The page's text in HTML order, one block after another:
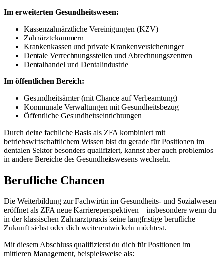
Im erweiterten Gesundheitswesen:
Kassenzahnärztliche Vereinigungen (KZV)
Zahnärztekammern
Krankenkassen und private Krankenversicherungen
Dentale Verrechnungsstellen und Abrechnungszentren
Dentalhandel und Dentalindustrie
Im öffentlichen Bereich:
Gesundheitsämter (mit Chance auf Verbeamtung)
Kommunale Verwaltungen mit Gesundheitsbezug
Öffentliche Gesundheitseinrichtungen
Durch deine fachliche Basis als ZFA kombiniert mit
betriebswirtschaftlichem Wissen bist du gerade für Positionen im
dentalen Sektor besonders qualifiziert, kannst aber auch problemlos
in andere Bereiche des Gesundheitswesens wechseln.
Berufliche Chancen
Die Weiterbildung zur Fachwirtin im Gesundheits- und Sozialwesen
eröffnet als ZFA neue Karriereperspektiven – insbesondere wenn du
in der klassischen Zahnarztpraxis keine langfristige berufliche
Zukunft siehst oder dich weiterentwickeln möchtest.
Mit diesem Abschluss qualifizierst du dich für Positionen im
mittleren Management, beispielsweise als: